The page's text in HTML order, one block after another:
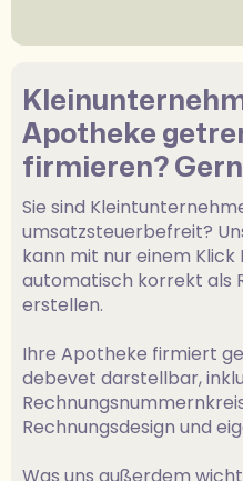
Apotheke
firmieren?
Sie sind
umsatzsteuerbefreit?
kann mit nur einem Klick
automatisch korrekt als
erstellen.
Ihre Apotheke firmiert
debevet darstellbar,
Rechnungsdesign und